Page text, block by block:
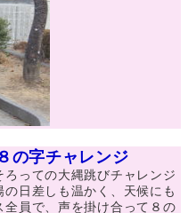
の字チャレンジ
っての大縄跳びチャレンジ
日差しも温かく、天候にも
員で、声を掛け合って８の